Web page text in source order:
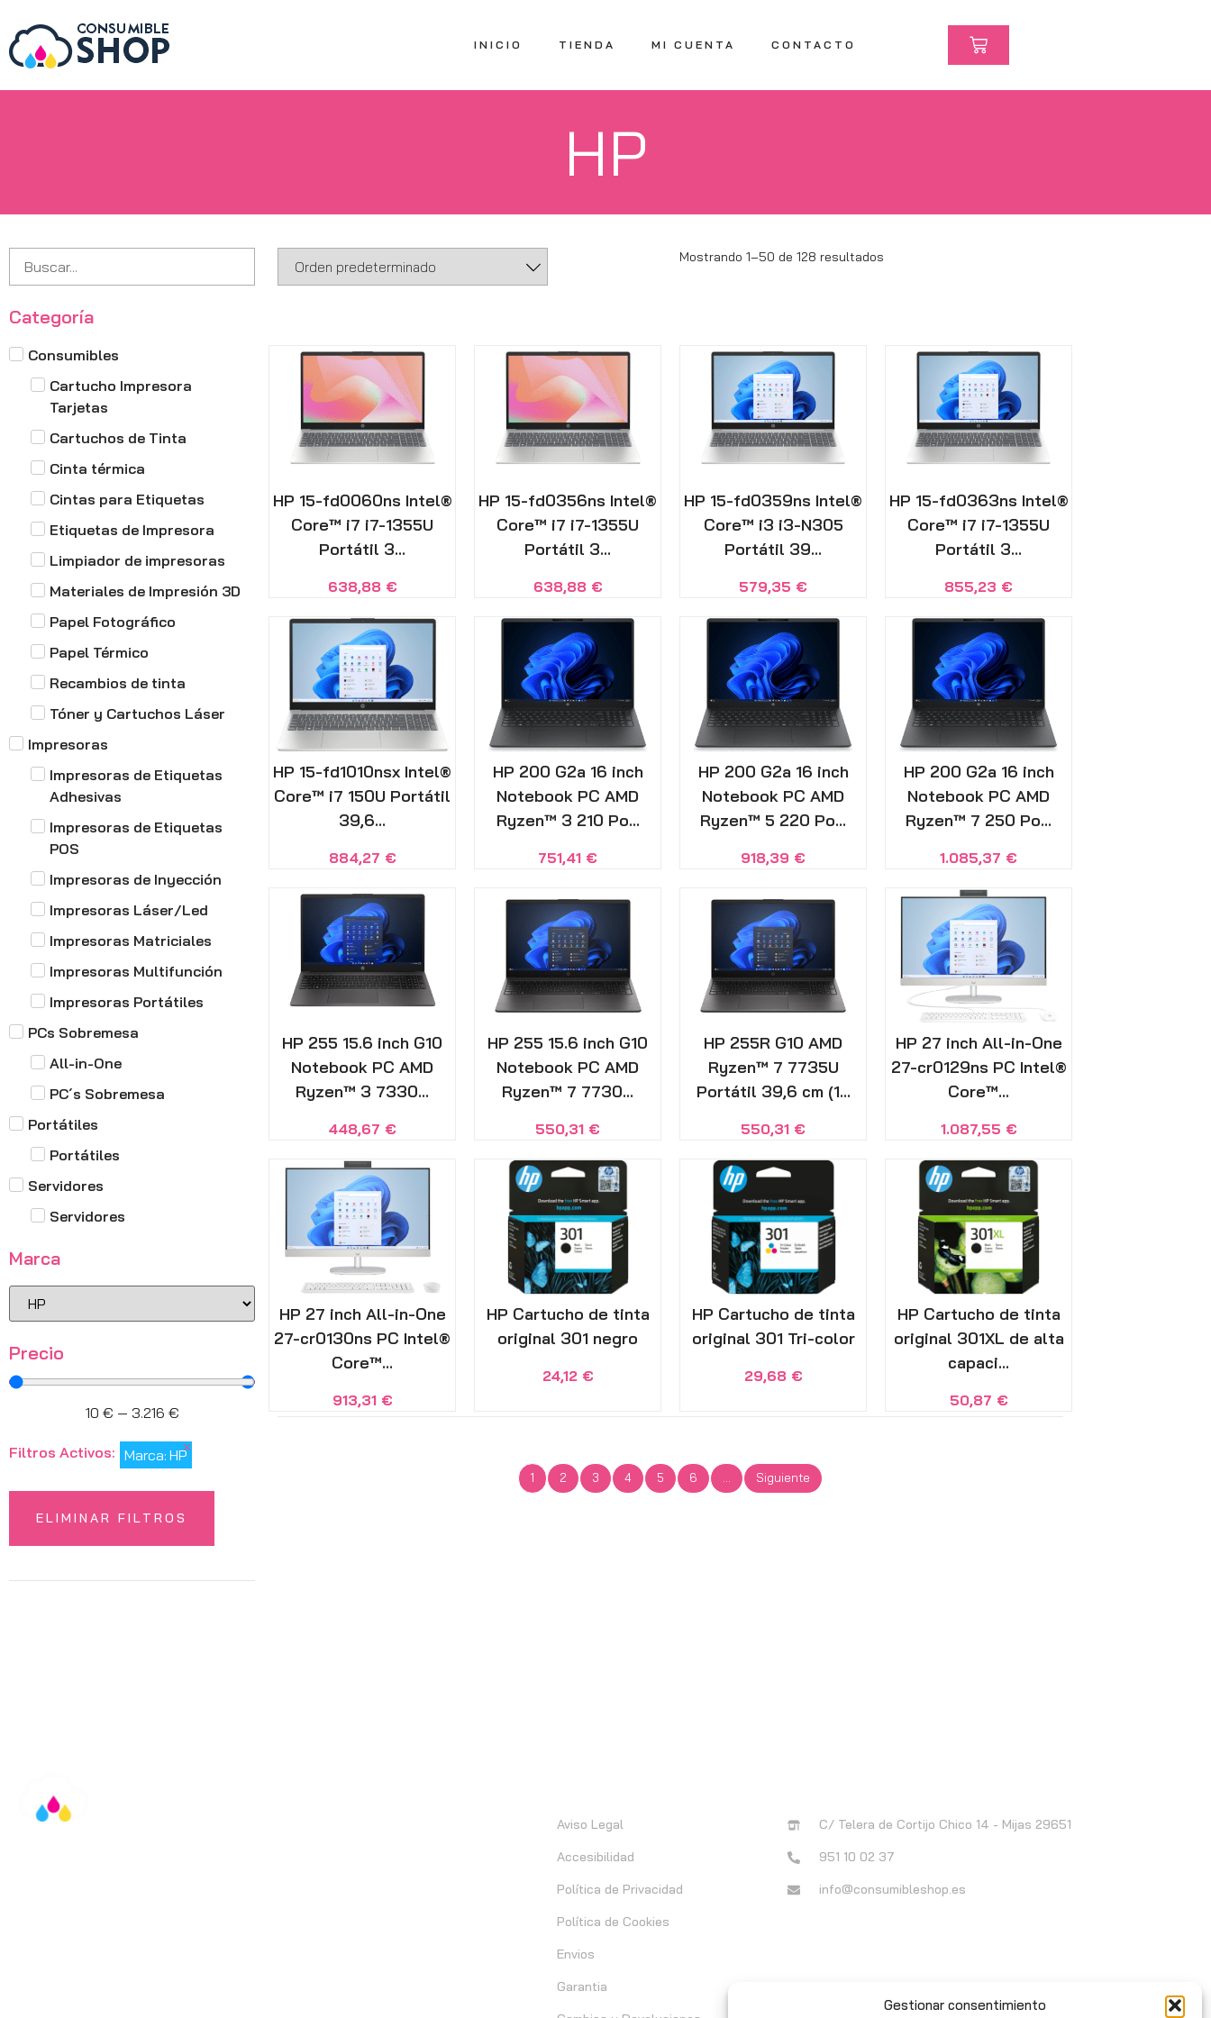
Gestionar consentimiento
INICIO TIENDA MI CUENTA CONTACTO
HP
Categoría
Consumibles
Cartucho Impresora
Tarjetas
Cartuchos de Tinta
Cinta térmica
Cintas para Etiquetas
Etiquetas de Impresora
Limpiador de impresoras
Materiales de Impresión 3D
Papel Fotográfico
Papel Térmico
Recambios de tinta
Tóner y Cartuchos Láser
Impresoras
Impresoras de Etiquetas
Adhesivas
Impresoras de Etiquetas
POS
Impresoras de Inyección
Impresoras Láser/Led
Impresoras Matriciales
Impresoras Multifunción
Impresoras Portátiles
PCs Sobremesa
All-in-One
PC´s Sobremesa
Portátiles
Portátiles
Servidores
Servidores
Marca
Precio
10 € — 3.216 €
Filtros Activos: Marca: HP×
ELIMINAR FILTROS
Mostrando 1–50 de 128 resultados
HP 15-fd0060ns Intel®
Core™ i7 i7-1355U
Portátil 3...
638,88 €
HP 15-fd0356ns Intel®
Core™ i7 i7-1355U
Portátil 3...
638,88 €
HP 15-fd0359ns Intel®
Core™ i3 i3-N305
Portátil 39...
579,35 €
HP 15-fd0363ns Intel®
Core™ i7 i7-1355U
Portátil 3...
855,23 €
HP 15-fd1010nsx Intel®
Core™ i7 150U Portátil
39,6...
884,27 €
HP 200 G2a 16 inch
Notebook PC AMD
Ryzen™ 3 210 Po...
751,41 €
HP 200 G2a 16 inch
Notebook PC AMD
Ryzen™ 5 220 Po...
918,39 €
HP 200 G2a 16 inch
Notebook PC AMD
Ryzen™ 7 250 Po...
1.085,37 €
HP 255 15.6 inch G10
Notebook PC AMD
Ryzen™ 3 7330...
448,67 €
HP 255 15.6 inch G10
Notebook PC AMD
Ryzen™ 7 7730...
550,31 €
HP 255R G10 AMD
Ryzen™ 7 7735U
Portátil 39,6 cm (1...
550,31 €
HP 27 inch All-in-One
27-cr0129ns PC Intel®
Core™...
1.087,55 €
HP 27 inch All-in-One
27-cr0130ns PC Intel®
Core™...
913,31 €
HP Cartucho de tinta
original 301 negro
24,12 €
HP Cartucho de tinta
original 301 Tri-color
29,68 €
HP Cartucho de tinta
original 301XL de alta
capaci...
50,87 €
1 2 3 4 5 6 Siguiente
Aviso Legal
Accesibilidad
Política de Privacidad
Política de Cookies
Envios
Garantia
C/ Telera de Cortijo Chico 14 - Mijas 29651
951 10 02 37
info@consumibleshop.es